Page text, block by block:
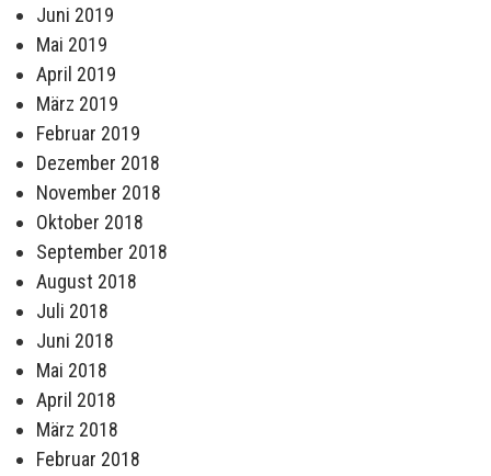
Juni 2019
Mai 2019
April 2019
März 2019
Februar 2019
Dezember 2018
November 2018
Oktober 2018
September 2018
August 2018
Juli 2018
Juni 2018
Mai 2018
April 2018
März 2018
Februar 2018